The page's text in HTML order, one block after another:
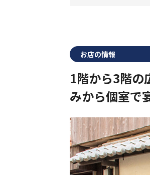
お店の情報
1階から3階の
みから個室で